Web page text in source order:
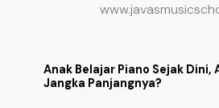
Anak Belajar Piano Sejak Dini,
Jangka Panjangnya?